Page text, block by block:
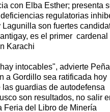
con Elba Esther; presenta
regulatorias
son fuertes
es el primer cardenal
Karachi
intocables", advierte
a Gordillo sea ratificada hoy
guardias de autodefensa
son resultados, no salir
Feria del Libro de Minería